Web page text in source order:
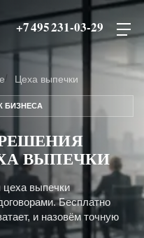
+7 495 231-03-29
Цеха выпечки
БИЗНЕСА
ВЫПЕЧКИ
цеха выпечки
Бесплатно
и назовём точную